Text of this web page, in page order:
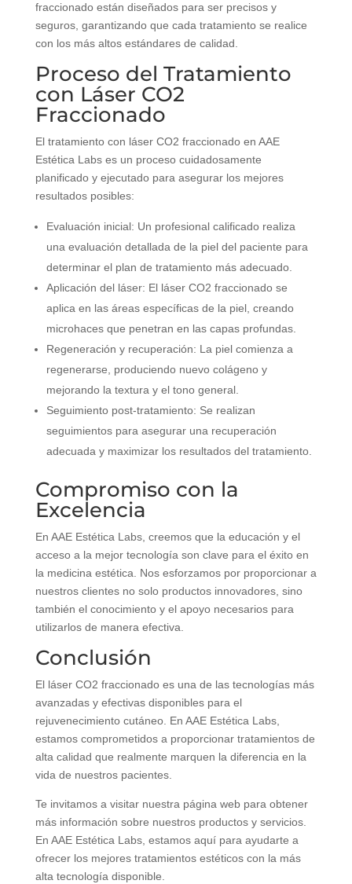
fraccionado están diseñados para ser precisos y
seguros, garantizando que cada tratamiento se realice
con los más altos estándares de calidad.
Proceso del Tratamiento
con Láser CO2
Fraccionado
El tratamiento con láser CO2 fraccionado en AAE
Estética Labs es un proceso cuidadosamente
planificado y ejecutado para asegurar los mejores
resultados posibles:
Evaluación inicial: Un profesional calificado realiza
una evaluación detallada de la piel del paciente para
determinar el plan de tratamiento más adecuado.
Aplicación del láser: El láser CO2 fraccionado se
aplica en las áreas específicas de la piel, creando
microhaces que penetran en las capas profundas.
Regeneración y recuperación: La piel comienza a
regenerarse, produciendo nuevo colágeno y
mejorando la textura y el tono general.
Seguimiento post-tratamiento: Se realizan
seguimientos para asegurar una recuperación
adecuada y maximizar los resultados del tratamiento.
Compromiso con la
Excelencia
En AAE Estética Labs, creemos que la educación y el
acceso a la mejor tecnología son clave para el éxito en
la medicina estética. Nos esforzamos por proporcionar a
nuestros clientes no solo productos innovadores, sino
también el conocimiento y el apoyo necesarios para
utilizarlos de manera efectiva.
Conclusión
El láser CO2 fraccionado es una de las tecnologías más
avanzadas y efectivas disponibles para el
rejuvenecimiento cutáneo. En AAE Estética Labs,
estamos comprometidos a proporcionar tratamientos de
alta calidad que realmente marquen la diferencia en la
vida de nuestros pacientes.
Te invitamos a visitar nuestra página web para obtener
más información sobre nuestros productos y servicios.
En AAE Estética Labs, estamos aquí para ayudarte a
ofrecer los mejores tratamientos estéticos con la más
alta tecnología disponible.